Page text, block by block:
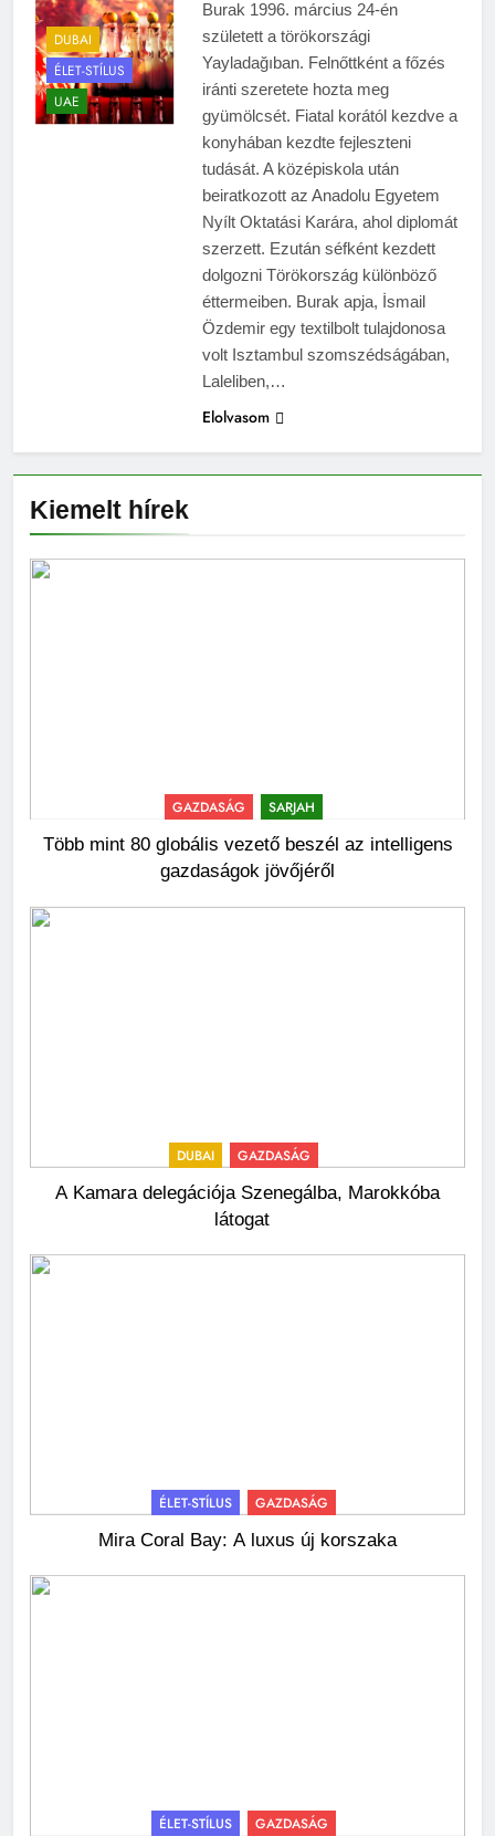
Kiemelt hírek
GAZDASÁG
SARJAH
Több mint 80 globális vezető beszél az intelligens
gazdaságok jövőjéről
DUBAI
GAZDASÁG
A Kamara delegációja Szenegálba, Marokkóba
látogat
ÉLET-STÍLUS
GAZDASÁG
Mira Coral Bay: A luxus új korszaka
ÉLET-STÍLUS
GAZDASÁG
DUBAI
ÉLET-STÍLUS
UAE
Burak 1996. március 24-én
született a törökországi
Yayladağıban. Felnőttként a főzés
iránti szeretete hozta meg
gyümölcsét. Fiatal korától kezdve a
konyhában kezdte fejleszteni
tudását. A középiskola után
beiratkozott az Anadolu Egyetem
Nyílt Oktatási Karára, ahol diplomát
szerzett. Ezután séfként kezdett
dolgozni Törökország különböző
éttermeiben. Burak apja, İsmail
Özdemir egy textilbolt tulajdonosa
volt Isztambul szomszédságában,
Laleliben,…
Elolvasom